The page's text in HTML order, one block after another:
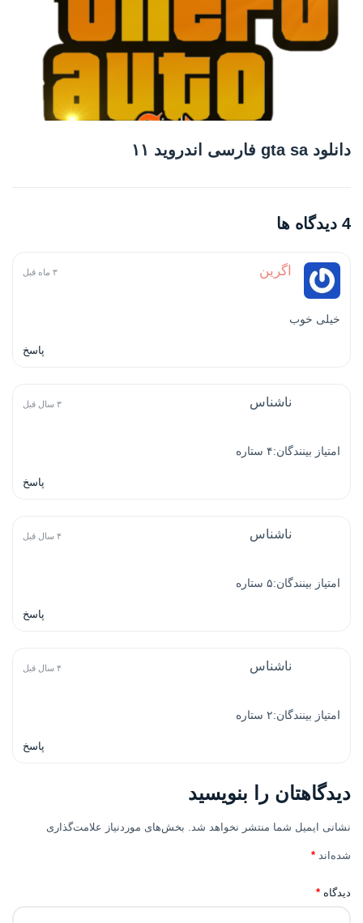
دانلود gta sa فارسی اندروید ۱۱
4 دیدگاه ها
اگرین ۳ ماه قبل
خیلی خوب
پاسخ
ناشناس ۳ سال قبل
امتیاز بینندگان:۴ ستاره
پاسخ
ناشناس ۴ سال قبل
امتیاز بینندگان:۵ ستاره
پاسخ
ناشناس ۴ سال قبل
امتیاز بینندگان:۲ ستاره
پاسخ
دیدگاهتان را بنویسید
نشانی ایمیل شما منتشر نخواهد شد. بخش‌های موردنیاز علامت‌گذاری
شده‌اند *
دیدگاه *